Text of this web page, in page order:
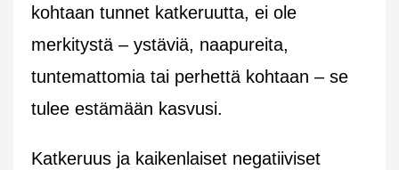
kohtaan tunnet katkeruutta, ei ole
merkitystä – ystäviä, naapureita,
tuntemattomia tai perhettä kohtaan – se
tulee estämään kasvusi.
Katkeruus ja kaikenlaiset negatiiviset